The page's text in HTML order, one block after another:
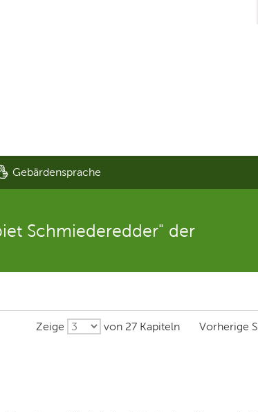
Gebärdensprache
Schmiederedder" der
Zeige von 27 Kapiteln Vorherige